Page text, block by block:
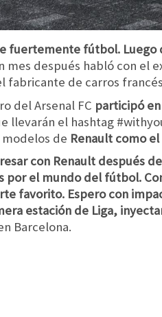
fuertemente fútbol. Luego
mes después habló con el
fabricante de carros
del Arsenal FC participó
llevarán el hashtag
modelos de Renault como
con Renault después
por el mundo del fútbol.
favorito. Espero con
estación de Liga,
Barcelona.